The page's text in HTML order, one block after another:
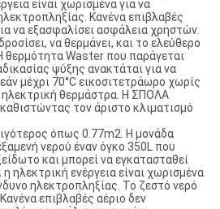
είναι χωρισμένα για να
Κανένα επιβλαβές
να εξασφαλίσει ασφάλεια χρηστών.
να θερμάνει, και το ελεύθερο
θερμότητα Waster που παράγεται
ψύξης ανακτάται για να
μέχρι 70°C εικοσιτετράωρο χωρίς
θερμάστρα. Η ΣΠΟΛΑ
τον άριστο κλιματισμό
όπως 0.77m2. Η μονάδα
νερού έναν όγκο 350L που
και μπορεί να εγκατασταθεί
ηλεκτρική ενέργεια είναι χωρισμένα
ηλεκτροπληξίας. Το ζεστό νερό
επιβλαβές αέριο δεν